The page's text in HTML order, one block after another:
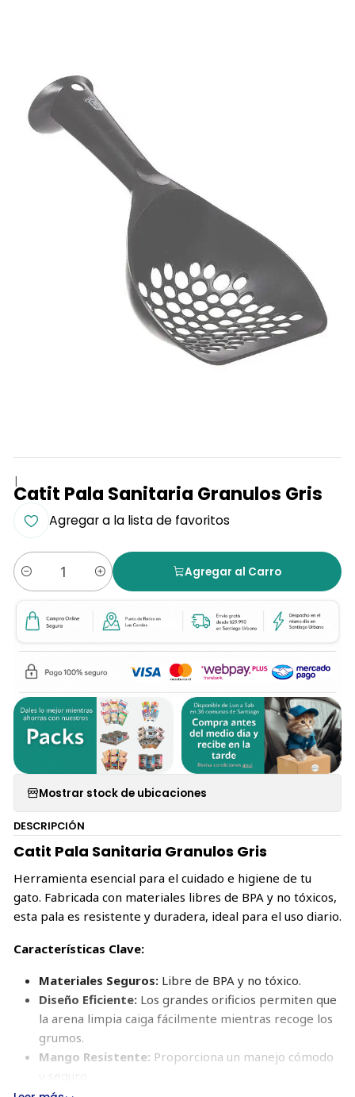
|
Catit Pala Sanitaria Granulos Gris
Agregar a la lista de favoritos
Cantidad
Agregar al Carro
Mostrar stock de ubicaciones
DESCRIPCIÓN
Catit Pala Sanitaria Granulos Gris
Herramienta esencial para el cuidado e higiene de tu
gato. Fabricada con materiales libres de BPA y no tóxicos,
esta pala es resistente y duradera, ideal para el uso diario.
Características Clave:
Materiales Seguros:Libre de BPA y no tóxico.
Diseño Eficiente:Los grandes orificios permiten que
la arena limpia caiga fácilmente mientras recoge los
grumos.
Mango Resistente: Proporciona un manejo cómodo